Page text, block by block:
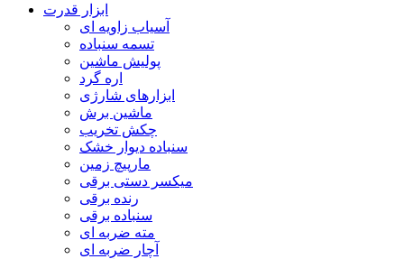
ابزار قدرت
آسیاب زاویه ای
تسمه سنباده
پولیش ماشین
اره گرد
ابزارهای شارژی
ماشین برش
چکش تخریب
سنباده دیوار خشک
مارپیچ زمین
میکسر دستی برقی
رنده برقی
سنباده برقی
مته ضربه ای
آچار ضربه ای